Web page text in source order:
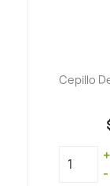
Cepillo
+
-